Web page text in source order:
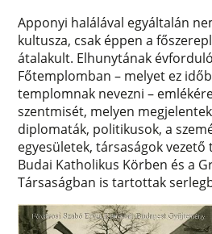
Apponyi halálával egyáltalán
kultusza, csak éppen a
átalakult. Elhunytának
Főtemplomban – melyet ez
templomnak nevezni –
szentmisét, melyen
diplomaták, politikusok, a
egyesületek, társaságok
Budai Katholikus Körben és a
Társaságban is tartottak